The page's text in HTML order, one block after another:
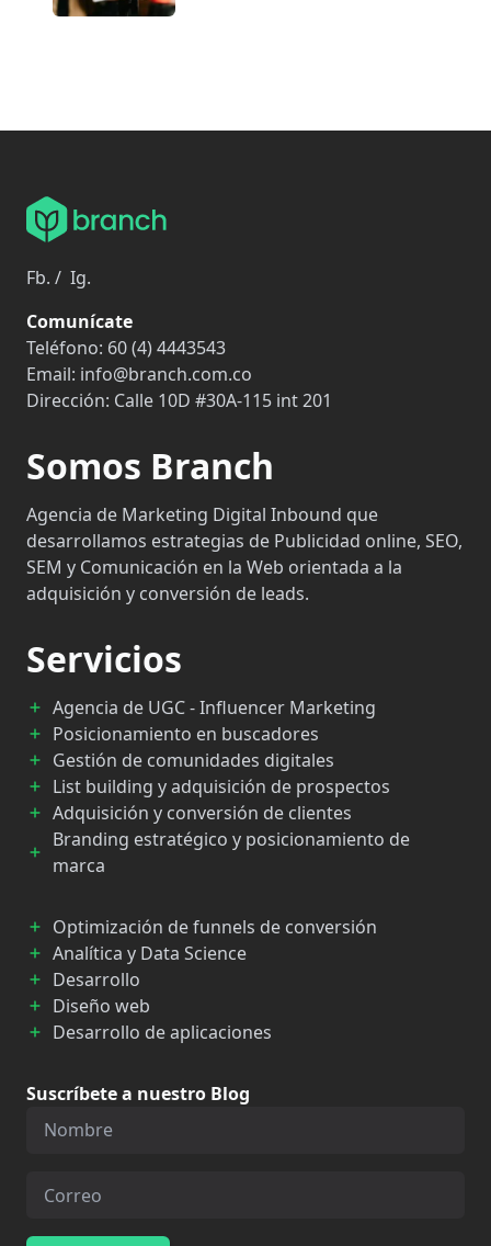
Fb. / Ig.
Comunícate
Teléfono: 60 (4) 4443543
Email: info@branch.com.co
Dirección: Calle 10D #30A-115 int 201
Somos Branch
Agencia de Marketing Digital Inbound que
desarrollamos estrategias de Publicidad online, SEO,
SEM y Comunicación en la Web orientada a la
adquisición y conversión de leads.
Servicios
Agencia de UGC - Influencer Marketing
Posicionamiento en buscadores
Gestión de comunidades digitales
List building y adquisición de prospectos
Adquisición y conversión de clientes
Branding estratégico y posicionamiento de
marca
Optimización de funnels de conversión
Analítica y Data Science
Desarrollo
Diseño web
Desarrollo de aplicaciones
Suscríbete a nuestro Blog